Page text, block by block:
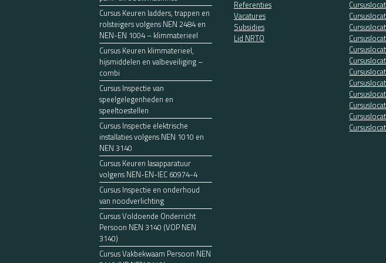
Cursus Keuren ladders, trappen en
rolsteigers volgens NEN 2484 en
NEN-EN 1004 – klimmaterieel
Cursus Keuren klimmaterieel,
hijsmiddelen en valbeveiliging –
combi
Cursus Inspectie van
speelgelegenheden en
speeltoestellen
Cursus Inspectie elektrische
installaties volgens NEN 1010 en
NEN 3140
Cursus Keuren lasapparatuur
volgens NEN-EN-IEC 60974-4
Cursus Inspectie en onderhoud
van noodverlichting
Cursus Voldoende Onderricht
Persoon NEN 3140 (VOP NEN
3140)
Cursus Vakbekwaam Persoon NEN
Referenties
Vacatures
Subsidies
Lid NRTO